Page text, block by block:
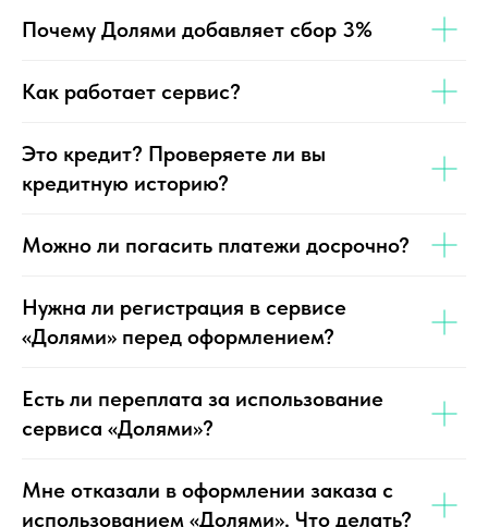
Почему Долями добавляет сбор 3%
Как работает сервис?
Это кредит? Проверяете ли вы
кредитную историю?
Можно ли погасить платежи досрочно?
Нужна ли регистрация в сервисе
«Долями» перед оформлением?
Есть ли переплата за использование
сервиса «Долями»?
Мне отказали в оформлении заказа с
использованием «Долями». Что делать?